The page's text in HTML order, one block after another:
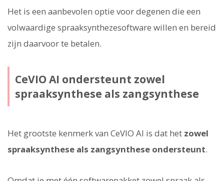
Het is een aanbevolen optie voor degenen die een
volwaardige spraaksynthezesoftware willen en bereid
zijn daarvoor te betalen.
CeVIO AI ondersteunt zowel
spraaksynthese als zangsynthese
Het grootste kenmerk van CeVIO AI is dat het zowel
spraaksynthese als zangsynthese ondersteunt.